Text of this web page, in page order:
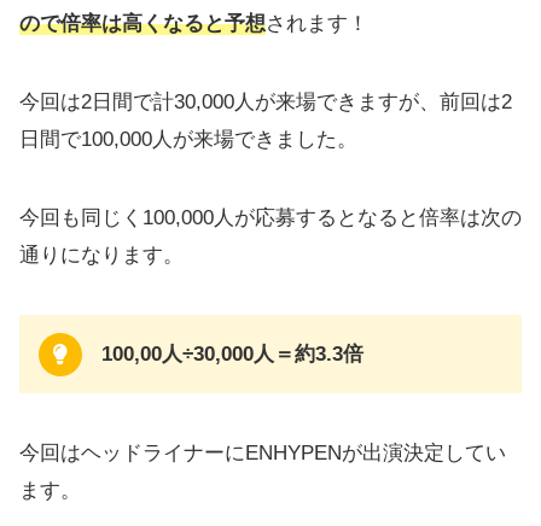
ので倍率は高くなると予想されます！
今回は2日間で計30,000人が来場できますが、前回は2
日間で100,000人が来場できました。
今回も同じく100,000人が応募するとなると倍率は次の
通りになります。
100,00人÷30,000人＝約3.3倍
今回はヘッドライナーにENHYPENが出演決定してい
ます。